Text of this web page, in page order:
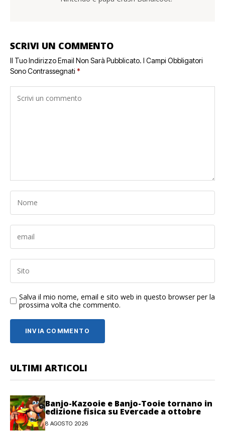
SCRIVI UN COMMENTO
Il Tuo Indirizzo Email Non Sarà Pubblicato. I Campi Obbligatori
Sono Contrassegnati *
Salva il mio nome, email e sito web in questo browser per la
prossima volta che commento.
ULTIMI ARTICOLI
Banjo-Kazooie e Banjo-Tooie tornano in
edizione fisica su Evercade a ottobre
8 AGOSTO 2026